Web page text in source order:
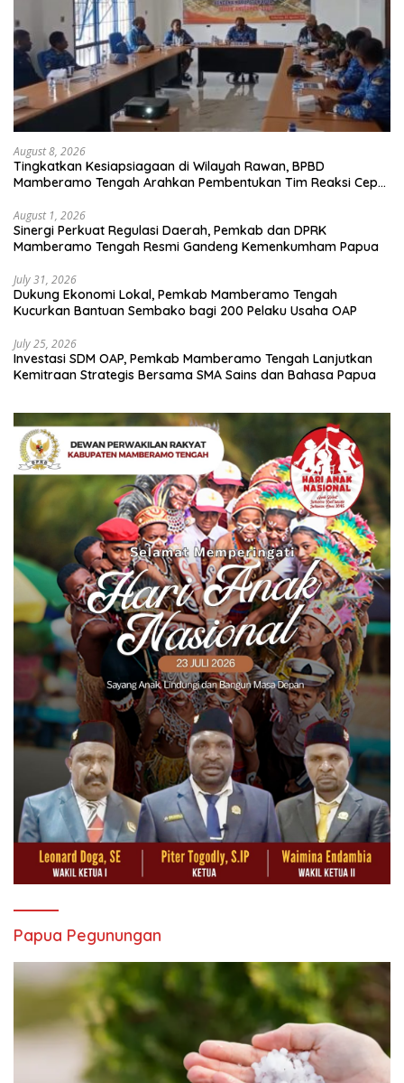
August 8, 2026
Tingkatkan Kesiapsiagaan di Wilayah Rawan, BPBD
Mamberamo Tengah Arahkan Pembentukan Tim Reaksi Cepat
August 1, 2026
Sinergi Perkuat Regulasi Daerah, Pemkab dan DPRK
Mamberamo Tengah Resmi Gandeng Kemenkumham Papua
July 31, 2026
Dukung Ekonomi Lokal, Pemkab Mamberamo Tengah
Kucurkan Bantuan Sembako bagi 200 Pelaku Usaha OAP
July 25, 2026
Investasi SDM OAP, Pemkab Mamberamo Tengah Lanjutkan
Kemitraan Strategis Bersama SMA Sains dan Bahasa Papua
Papua Pegunungan